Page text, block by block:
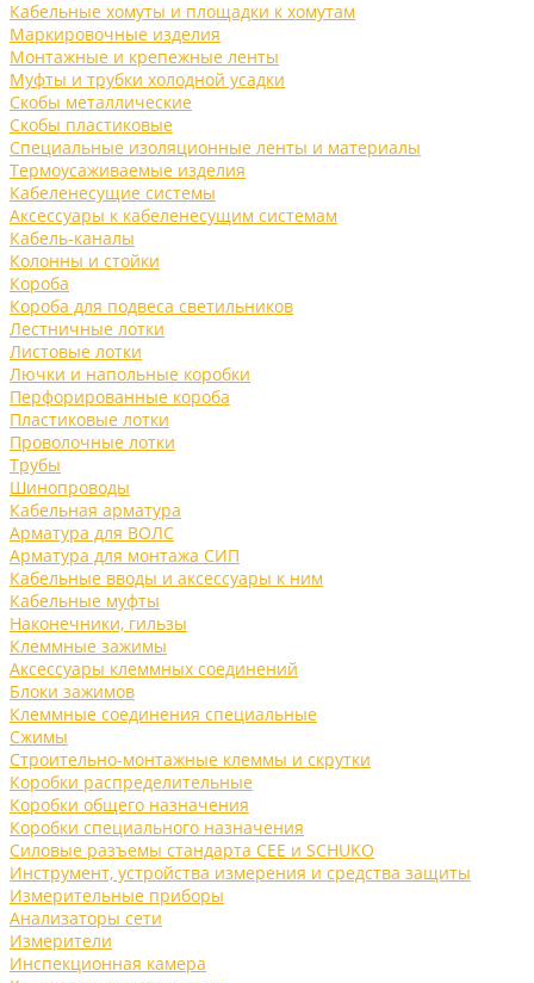
Кабельные хомуты и площадки к хомутам
Маркировочные изделия
Монтажные и крепежные ленты
Муфты и трубки холодной усадки
Скобы металлические
Скобы пластиковые
Специальные изоляционные ленты и материалы
Термоусаживаемые изделия
Кабеленесущие системы
Аксессуары к кабеленесущим системам
Кабель-каналы
Колонны и стойки
Короба
Короба для подвеса светильников
Лестничные лотки
Листовые лотки
Лючки и напольные коробки
Перфорированные короба
Пластиковые лотки
Проволочные лотки
Трубы
Шинопроводы
Кабельная арматура
Арматура для ВОЛС
Арматура для монтажа СИП
Кабельные вводы и аксессуары к ним
Кабельные муфты
Наконечники, гильзы
Клеммные зажимы
Аксессуары клеммных соединений
Блоки зажимов
Клеммные соединения специальные
Сжимы
Строительно-монтажные клеммы и скрутки
Коробки распределительные
Коробки общего назначения
Коробки специального назначения
Силовые разъемы стандарта CEE и SCHUKO
Инструмент, устройства измерения и средства защиты
Измерительные приборы
Анализаторы сети
Измерители
Инспекционная камера